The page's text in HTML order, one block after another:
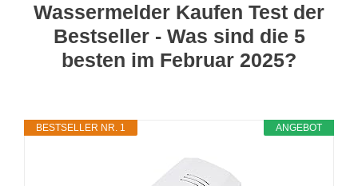
Wassermelder Kaufen Test der
Bestseller - Was sind die 5
besten im Februar 2025?
ANGEBOT
BESTSELLER NR. 1